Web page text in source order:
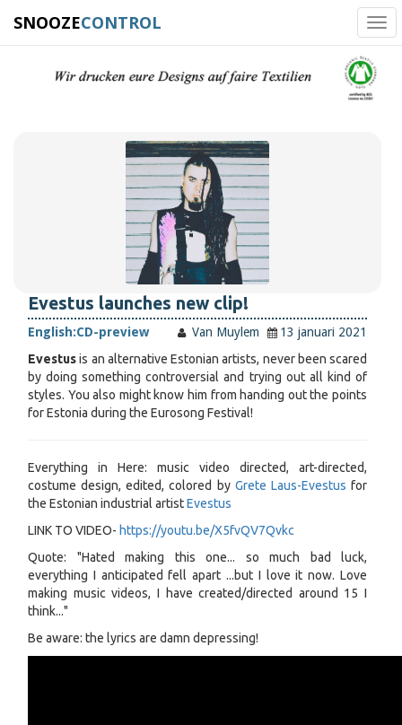
SNOOZECONTROL
Evestus launches new clip!
English:CD-preview Van Muylem
13 januari 2021
Evestusis an alternative Estonian artists, never been scared
by doing something controversial and trying out all kind of
styles. You also might know him from handing out the points
for Estonia during the Eurosong Festival!
Everything in Here: music video directed, art-directed,
costume design, edited, colored by Grete Laus-Evestus for
the Estonian industrial artistEvestus
LINK TO VIDEO- https://youtu.be/X5fvQV7Qvkc
Quote: "Hated making this one... so much bad luck,
everything I anticipated fell apart ...but I love it now. Love
making music videos, I have created/directed around 15 I
think..."
Be aware: the lyrics are damn depressing!